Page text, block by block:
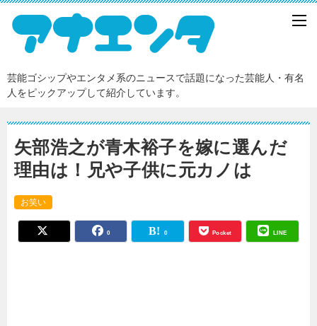
芸能ゴシップやエンタメ系のニュースで話題になった芸能人・有名
人をピックアップして紹介しています。
矢部浩之が青木裕子を嫁に選んだ
理由は！兄や子供に元カノは
お笑い
0 0 Pocket LINE